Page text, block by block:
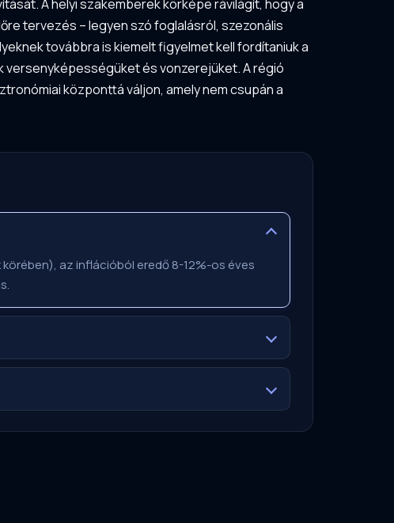
A helyi szakemberek körképe rávilágít, hogy a
tervezés – legyen szó foglalásról, szezonális
továbbra is kiemelt figyelmet kell fordítaniuk a
és vonzerejüket. A régió
központtá váljon, amely nem csupán a
az inflációból eredő 8-12%-os éves